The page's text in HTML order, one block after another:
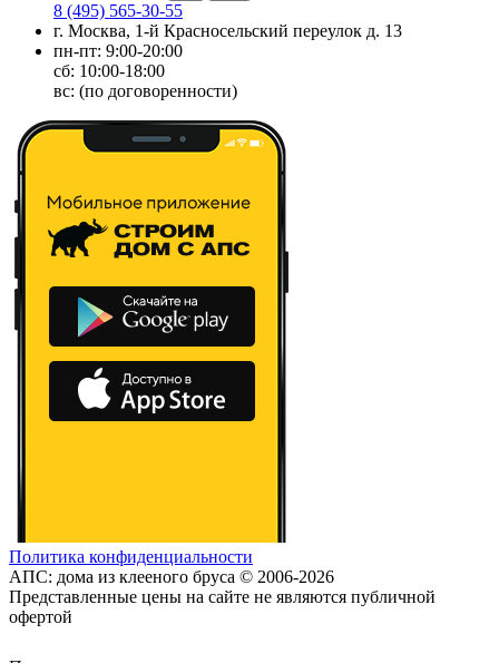
8 (495) 565-30-55
г. Москва, 1-й Красносельский переулок д. 13
пн-пт: 9:00-20:00
сб: 10:00-18:00
вс: (по договоренности)
Политика конфиденциальности
АПС: дома из клееного бруса © 2006-2026
Представленные цены на сайте не являются публичной
офертой